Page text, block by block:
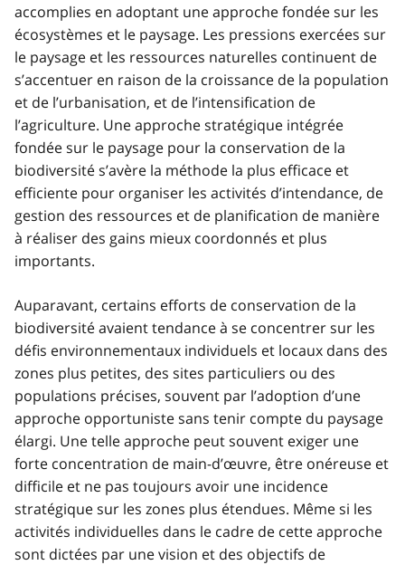
accomplies en adoptant une approche fondée sur les
écosystèmes et le paysage. Les pressions exercées sur
le paysage et les ressources naturelles continuent de
s’accentuer en raison de la croissance de la population
et de l’urbanisation, et de l’intensification de
l’agriculture. Une approche stratégique intégrée
fondée sur le paysage pour la conservation de la
biodiversité s’avère la méthode la plus efficace et
efficiente pour organiser les activités d’intendance, de
gestion des ressources et de planification de manière
à réaliser des gains mieux coordonnés et plus
importants.
Auparavant, certains efforts de conservation de la
biodiversité avaient tendance à se concentrer sur les
défis environnementaux individuels et locaux dans des
zones plus petites, des sites particuliers ou des
populations précises, souvent par l’adoption d’une
approche opportuniste sans tenir compte du paysage
élargi. Une telle approche peut souvent exiger une
forte concentration de main-d’œuvre, être onéreuse et
difficile et ne pas toujours avoir une incidence
stratégique sur les zones plus étendues. Même si les
activités individuelles dans le cadre de cette approche
sont dictées par une vision et des objectifs de